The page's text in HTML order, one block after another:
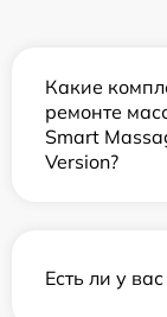
Какие
ремонте
Smart
Version?
Есть ли у